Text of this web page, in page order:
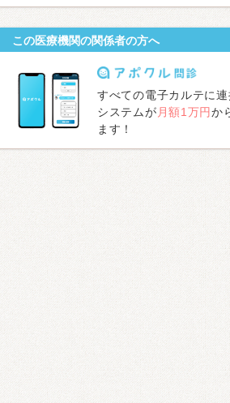
この医療機関の関係者の方へ
すべての電子カルテに
システムが 月額1万円か
ます！